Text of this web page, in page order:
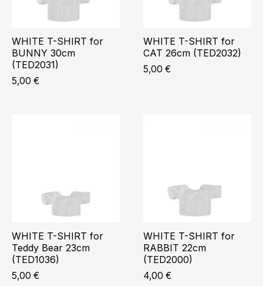
WHITE T-SHIRT for
BUNNY 30cm
(TED2031)
5,00 €
WHITE T-SHIRT for
CAT 26cm (TED2032)
5,00 €
WHITE T-SHIRT for
Teddy Bear 23cm
(TED1036)
5,00 €
WHITE T-SHIRT for
RABBIT 22cm
(TED2000)
4,00 €